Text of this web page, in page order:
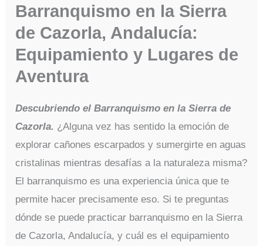
Barranquismo en la Sierra
de Cazorla, Andalucía:
Equipamiento y Lugares de
Aventura
Descubriendo el Barranquismo en la Sierra de
Cazorla. ¿Alguna vez has sentido la emoción de
explorar cañones escarpados y sumergirte en aguas
cristalinas mientras desafías a la naturaleza misma?
El barranquismo es una experiencia única que te
permite hacer precisamente eso. Si te preguntas
dónde se puede practicar barranquismo en la Sierra
de Cazorla, Andalucía, y cuál es el equipamiento